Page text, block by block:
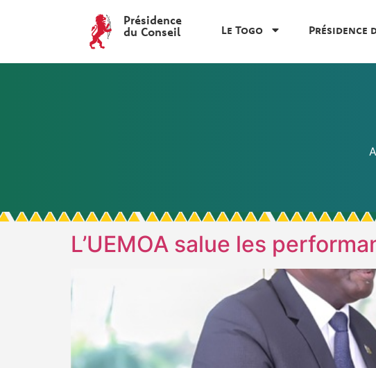
Présidence
du Conseil
Le Togo Présidence
L’UEMOA salue les